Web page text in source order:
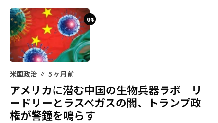
04
米国政治 5 ヶ月前
アメリカに潜む中国の生物兵器ラボ リ
ードリーとラスベガスの闇、トランプ政
権が警鐘を鳴らす